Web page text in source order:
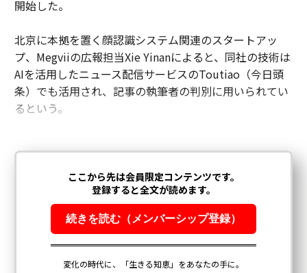
開始した。
北京に本拠を置く顔認識システム関連のスタートアッ
プ、Megviiの広報担当Xie Yinanによると、同社の技術は
AIを活用したニュース配信サービスのToutiao（今日頭
条）でも活用され、記事の執筆者の判別に用いられてい
るという。